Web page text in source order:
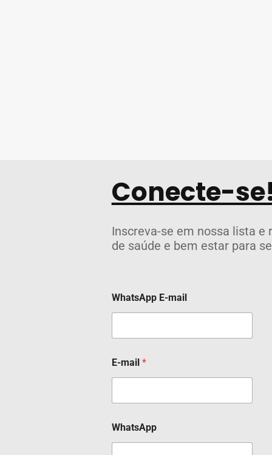
Conecte-
Inscreva-se em nossa lista e
de saúde e bem estar para
WhatsApp E-mail
E-mail *
WhatsApp